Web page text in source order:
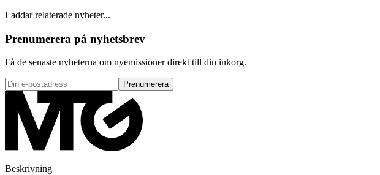
Laddar relaterade nyheter...
Prenumerera på nyhetsbrev
Få de senaste nyheterna om nyemissioner direkt till din inkorg.
Prenumerera
Beskrivning